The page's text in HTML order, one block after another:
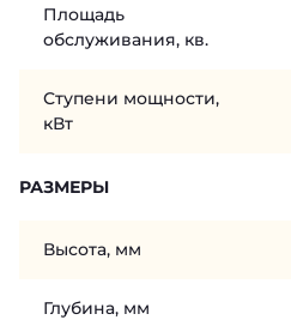
Площадь
обслуживания, кв.
Ступени мощности,
кВт
РАЗМЕРЫ
Высота, мм
Глубина, мм